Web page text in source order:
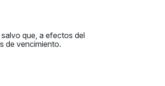
que, a efectos del
de vencimiento.